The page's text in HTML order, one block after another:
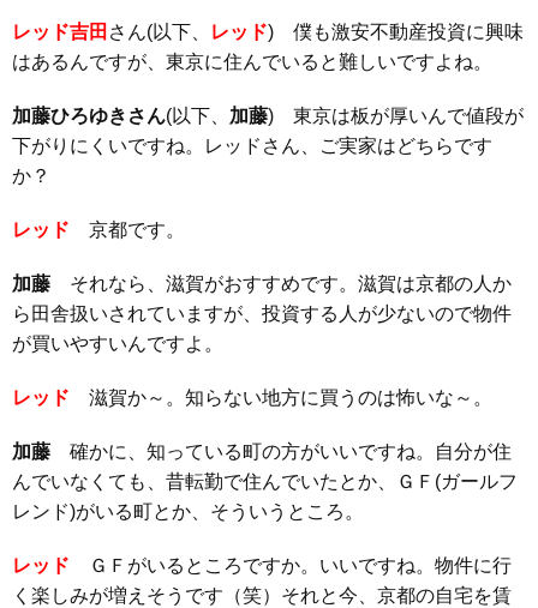
レッド吉田 さん(以下、 レッド) 僕も激安不動産投資に興味
はあるんですが、東京に住んでいると難しいですよね。
加藤ひろゆきさん(以下、 加藤) 東京は板が厚いんで値段が
下がりにくいですね。レッドさん、ご実家はどちらです
か？
レッド 京都です。
加藤 それなら、滋賀がおすすめです。滋賀は京都の人か
ら田舎扱いされていますが、投資する人が少ないので物件
が買いやすいんですよ。
レッド 滋賀か～。知らない地方に買うのは怖いな～。
加藤 確かに、知っている町の方がいいですね。自分が住
んでいなくても、昔転勤で住んでいたとか、ＧＦ(ガールフ
レンド)がいる町とか、そういうところ。
レッド ＧＦがいるところですか。いいですね。物件に行
く楽しみが増えそうです（笑）それと今、京都の自宅を賃